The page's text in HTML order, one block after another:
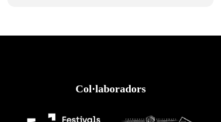
Col·laboradors